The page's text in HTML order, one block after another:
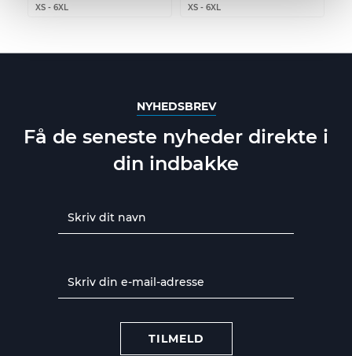
XS - 6XL XS - 6XL
NYHEDSBREV
Få de seneste nyheder direkte i
din indbakke
TILMELD